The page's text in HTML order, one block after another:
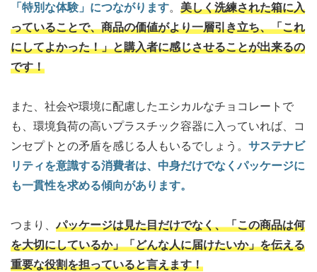
「特別な体験」につながります。 美しく洗練された箱に入
っていることで、商品の価値がより一層引き立ち、「これ
にしてよかった！」と購入者に感じさせることが出来るの
です！
また、社会や環境に配慮したエシカルなチョコレートで
も、環境負荷の高いプラスチック容器に入っていれば、コ
ンセプトとの矛盾を感じる人もいるでしょう。 サステナビ
リティを意識する消費者は、中身だけでなくパッケージに
も一貫性を求める傾向があります。
つまり、パッケージは見た目だけでなく、「この商品は何
を大切にしているか」「どんな人に届けたいか」を伝える
重要な役割を担っていると言えます！